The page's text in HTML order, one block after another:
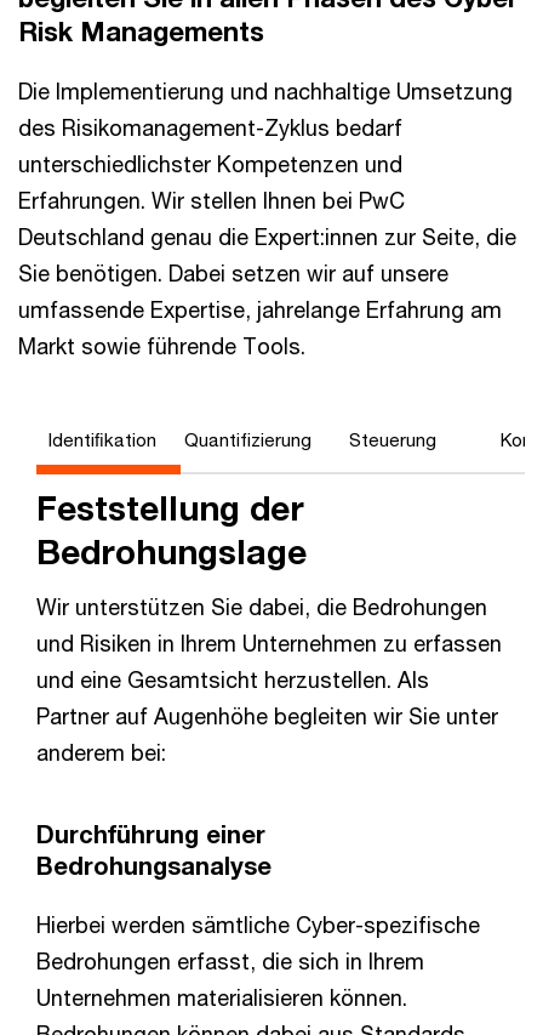
Risk Managements
Die Implementierung und nachhaltige Umsetzung
des Risikomanagement-Zyklus bedarf
unterschiedlichster Kompetenzen und
Erfahrungen. Wir stellen Ihnen bei PwC
Deutschland genau die Expert:innen zur Seite, die
Sie benötigen. Dabei setzen wir auf unsere
umfassende Expertise, jahrelange Erfahrung am
Markt sowie führende Tools.
Identiﬁkation Quantifizierung Steuerung
Feststellung der
Bedrohungslage
Wir unterstützen Sie dabei, die Bedrohungen
und Risiken in Ihrem Unternehmen zu erfassen
und eine Gesamtsicht herzustellen. Als
Partner auf Augenhöhe begleiten wir Sie unter
anderem bei:
Durchführung einer
Bedrohungsanalyse
Hierbei werden sämtliche Cyber-spezifische
Bedrohungen erfasst, die sich in Ihrem
Unternehmen materialisieren können.